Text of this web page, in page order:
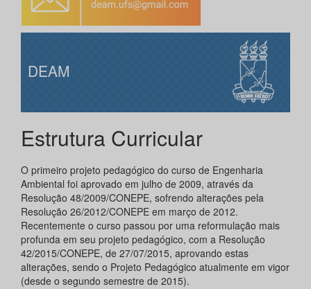
DEAM
Estrutura Curricular
O primeiro projeto pedagógico do curso de Engenharia
Ambiental foi aprovado em julho de 2009, através da
Resolução 48/2009/CONEPE, sofrendo alterações pela
Resolução 26/2012/CONEPE em março de 2012.
Recentemente o curso passou por uma reformulação mais
profunda em seu projeto pedagógico, com a Resolução
42/2015/CONEPE, de 27/07/2015, aprovando estas
alterações, sendo o Projeto Pedagógico atualmente em vigor
(desde o segundo semestre de 2015).